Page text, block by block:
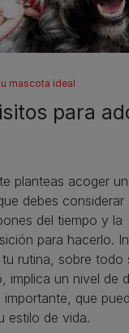
mascota ideal
para
planteas acoger
debes considerar
del tiempo y la
para hacerlo.
rutina, sobre todo
implica un nivel de
importante, que
estilo de vida.